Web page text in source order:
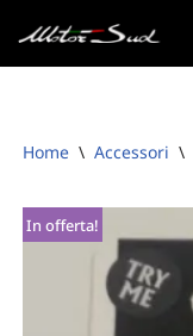
Vai
Home \ Accessori \
In offerta!